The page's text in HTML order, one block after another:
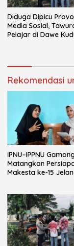
Diduga Dipicu
Media Sosial,
Pelajar di Dawe
Rekomendasi
IPNU–IPPNU
Matangkan
Makesta ke-15